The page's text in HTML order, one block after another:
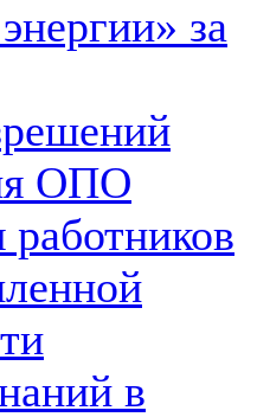
за
ОПО
работников
в